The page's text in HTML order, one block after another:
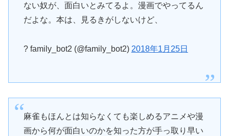
ない奴が、面白いとみてるよ。漫画でやってるん
だよな。本は、見るきがしないけど、
? family_bot2 (@family_bot2) 2018年1月25日
麻雀もほんとは知らなくても楽しめるアニメや漫
画から何が面白いのかを知った方が手っ取り早い